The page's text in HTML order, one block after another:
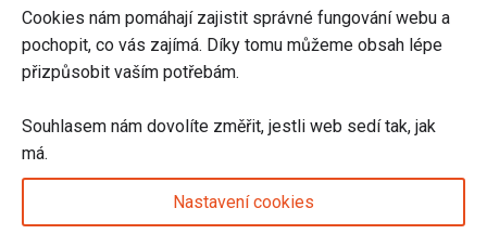
Platba a doprava
Reklamace a vrácení
Obchodní podmínky
Odstoupení od smlouvy
Sledujte nás na
Cookies nám pomáhají zajistit správné fungování webu a
pochopit, co vás zajímá. Díky tomu můžeme obsah lépe
přizpůsobit vaším potřebám.
Souhlasem nám dovolíte změřit, jestli web sedí tak, jak
má.
Nastavení cookies